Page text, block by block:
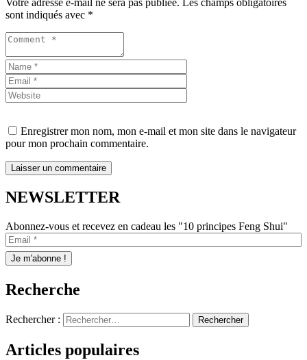
sont indiqués avec *
Enregistrer mon nom, mon e-mail et mon site dans le navigateur
pour mon prochain commentaire.
NEWSLETTER
Abonnez-vous et recevez en cadeau les "10 principes Feng Shui"
Recherche
Rechercher :
Articles populaires